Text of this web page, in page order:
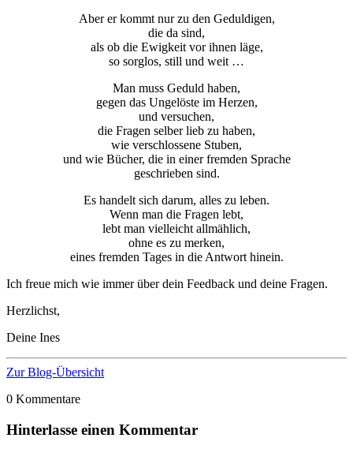
Aber er kommt nur zu den Geduldigen,
die da sind,
als ob die Ewigkeit vor ihnen läge,
so sorglos, still und weit …
Man muss Geduld haben,
gegen das Ungelöste im Herzen,
und versuchen,
die Fragen selber lieb zu haben,
wie verschlossene Stuben,
und wie Bücher, die in einer fremden Sprache
geschrieben sind.
Es handelt sich darum, alles zu leben.
Wenn man die Fragen lebt,
lebt man vielleicht allmählich,
ohne es zu merken,
eines fremden Tages in die Antwort hinein.
Ich freue mich wie immer über dein Feedback und deine Fragen.
Herzlichst,
Deine Ines
Zur Blog-Übersicht
0 Kommentare
Hinterlasse einen Kommentar